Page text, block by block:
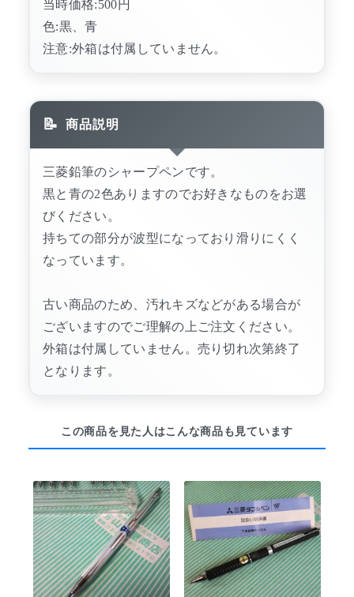
当時価格:500円
色:黒、青
注意:外箱は付属していません。
商品説明
三菱鉛筆のシャープペンです。
黒と青の2色ありますのでお好きなものをお選
びください。
持ちての部分が波型になっており滑りにくく
なっています。
古い商品のため、汚れキズなどがある場合が
ございますのでご理解の上ご注文ください。
外箱は付属していません。売り切れ次第終了
となります。
この商品を見た人はこんな商品も見ています